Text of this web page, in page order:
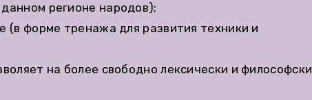
регионе народов);
(в форме тренажа для развития техники и
на более свободно лексически и философски